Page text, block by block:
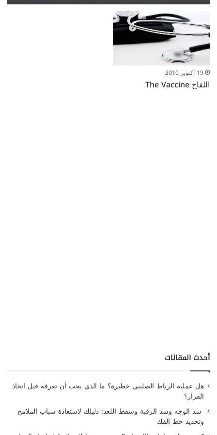
19 أكتوبر 2010
اللقاح The Vaccine
أحدث المقالات
هل عملية الرباط الصليبي خطيرة؟ ما الذي يجب أن تعرفه قبل اتخاذ
القرار؟
شد الوجه وشد الرقبة وشفط اللغد: دليلك لاستعادة شباب الملامح
وتحديد خط الفك